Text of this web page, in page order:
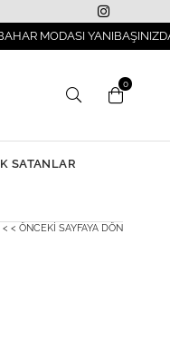
YANIBAŞINIZDA!
0
SATANLAR
< < ÖNCEKI SAYFAYA DÖN